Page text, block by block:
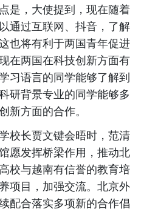
是，大使提到，现在随着
通过互联网、抖音，了解
也将有利于两国青年促进
在两国在科技创新方面有
习语言的同学能够了解到
研背景专业的同学能够多
新方面的合作。
校长贾文键会晤时，范清
愿发挥桥梁作用，推动北
校与越南有信誉的教育培
项目，加强交流。北京外
配合落实多项新的合作倡